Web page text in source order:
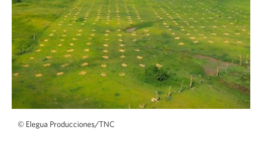
© Elegua Producciones/TNC